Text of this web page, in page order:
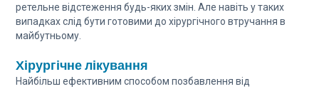
ретельне відстеження будь-яких змін. Але навіть у таких
випадках слід бути готовими до хірургічного втручання в
майбутньому.
Хірургічне лікування
Найбільш ефективним способом позбавлення від